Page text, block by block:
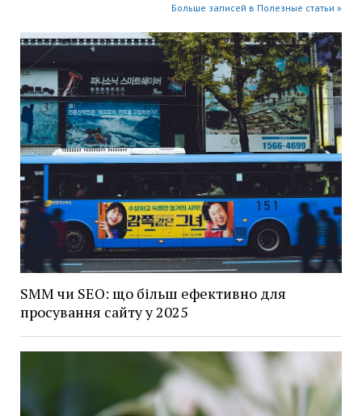
Больше записей в Полезные статьи »
SMM чи SEO: що більш ефективно для
просування сайту у 2025